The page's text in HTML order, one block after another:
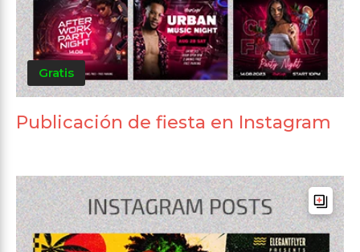
Gratis
Publicación de fiesta en Instagram